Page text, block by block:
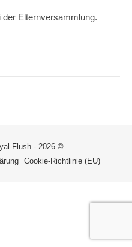
der Elternversammlung.
Flush - 2026 ©
Cookie-Richtlinie (EU)